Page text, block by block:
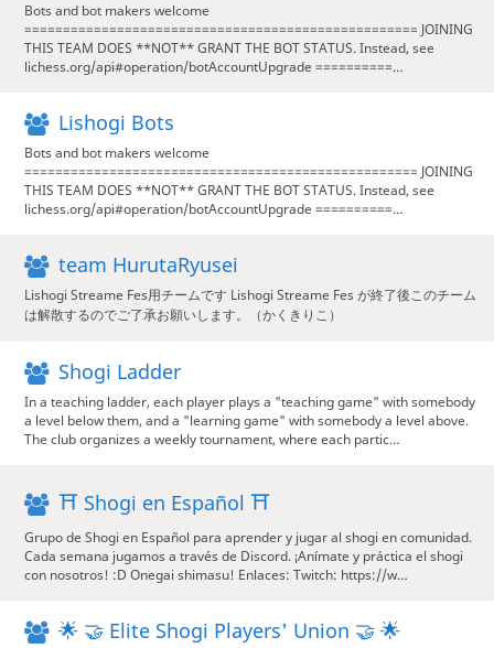
Bots and bot makers welcome
=================================================== JOINING
THIS TEAM DOES **NOT** GRANT THE BOT STATUS. Instead, see
lichess.org/api#operation/botAccountUpgrade ==========…
Lishogi Bots
Bots and bot makers welcome
=================================================== JOINING
THIS TEAM DOES **NOT** GRANT THE BOT STATUS. Instead, see
lichess.org/api#operation/botAccountUpgrade ==========…
team HurutaRyusei
Lishogi Streame Fes用チームです Lishogi Streame Fes が終了後このチーム
は解散するのでご了承お願いします。（かくきりこ）
Shogi Ladder
In a teaching ladder, each player plays a "teaching game" with somebody
a level below them, and a "learning game" with somebody a level above.
The club organizes a weekly tournament, where each partic…
⛩ Shogi en Español ⛩
Grupo de Shogi en Español para aprender y jugar al shogi en comunidad.
Cada semana jugamos a través de Discord. ¡Anímate y práctica el shogi
con nosotros! :D Onegai shimasu! Enlaces: Twitch: https://w…
🌟 🤝 Elite Shogi Players' Union 🤝 🌟